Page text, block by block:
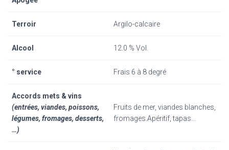
Terroir Argilo-calcaire
Alcool 12.0 % Vol.
° service Frais 6 à 8 degré
Accords mets & vins
(entrées, viandes, poissons,
légumes, fromages, desserts,
…)
Fruits de mer, viandes blanches,
fromages.Apéritif, tapas…